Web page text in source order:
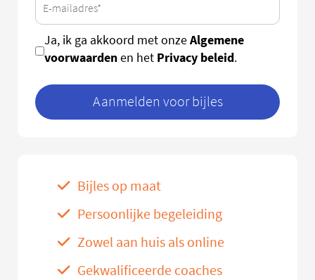
Ja, ik ga akkoord met onzeAlgemene
voorwaardenen het Privacy beleid.
Aanmelden voor bijles
Bijles op maat
Persoonlijke begeleiding
Zowel aan huis als online
Gekwalificeerde coaches